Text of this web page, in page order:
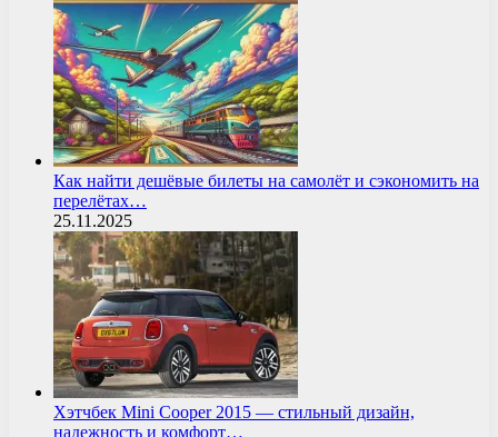
Как найти дешёвые билеты на самолёт и сэкономить на
перелётах…
25.11.2025
Хэтчбек Mini Cooper 2015 — стильный дизайн,
надежность и комфорт…